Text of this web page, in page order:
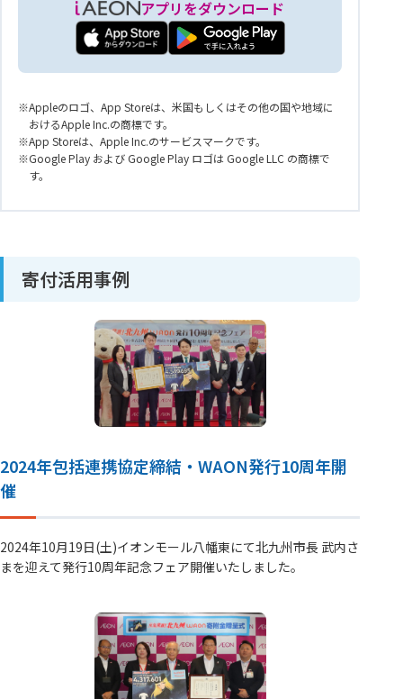
アプリをダウンロード
Appleのロゴ、App Storeは、米国もしくはその他の国や地域に
おけるApple Inc.の商標です。
App Storeは、Apple Inc.のサービスマークです。
Google Play および Google Play ロゴは Google LLC の商標で
す。
寄付活用事例
2024年包括連携協定締結・WAON発行10周年開
催
2024年10月19日(土)イオンモール八幡東にて北九州市長 武内さ
まを迎えて発行10周年記念フェア開催いたしました。